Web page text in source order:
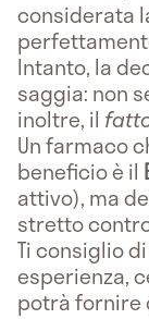
considerata
Intanto, la
saggia: non
inoltre, il
Un farmaco
beneficio è il
attivo), ma
stretto
Ti consiglio
esperienza,
potrà fornire